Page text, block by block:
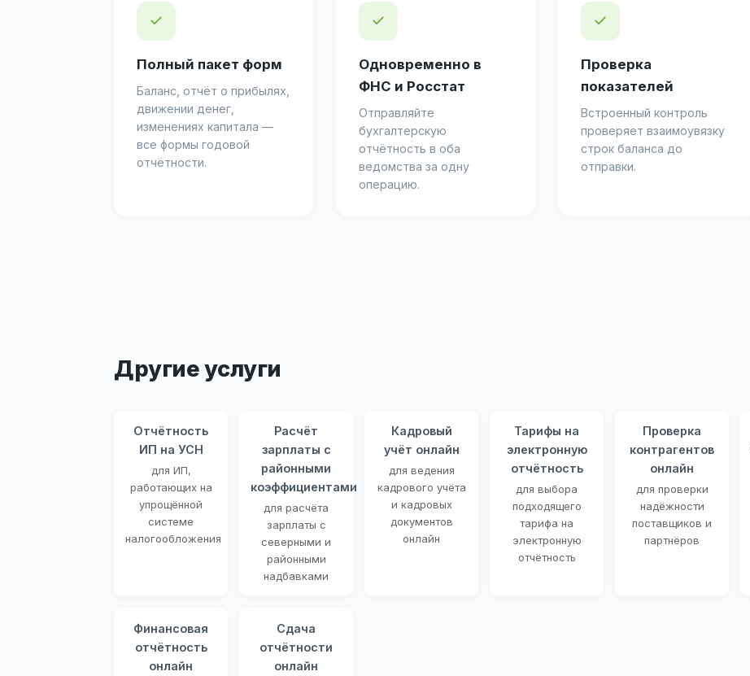
✓
Полный пакет форм
Баланс, отчёт о прибылях,
движении денег,
изменениях капитала —
все формы годовой
отчётности.
✓
Одновременно в
ФНС и Росстат
Отправляйте
бухгалтерскую
отчётность в оба
ведомства за одну
операцию.
✓
Проверка
показателей
Встроенный контроль
проверяет взаимоувязку
строк баланса до
отправки.
Другие услуги
Отчётность
ИП на УСН
для ИП,
работающих на
упрощённой
системе
налогообложения
Расчёт
зарплаты с
районными
коэффициентами
для расчёта
зарплаты с
северными и
районными
надбавками
Кадровый
учёт онлайн
для ведения
кадрового учёта
и кадровых
документов
онлайн
Тарифы на
электронную
отчётность
для выбора
подходящего
тарифа на
электронную
отчётность
Проверка
контрагентов
онлайн
для проверки
надёжности
поставщиков и
партнёров
Финансовая
отчётность
онлайн
Сдача
отчётности
онлайн